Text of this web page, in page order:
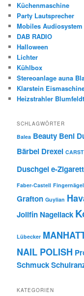
Küchenmaschine
Party Lautsprecher
Mobiles
DAB RADIO
Halloween
Lichter
Kühlbox
Stereoanlage auna
Klarstein
Heizstrahler
SCHLAGWÖRTER
Balea Beauty Beni
Bärbel Drexel
Duschgele-
Faber-Castell Fingernägel
Grafton Guylian
Jolifin Nagellack
Lübecker
NAIL POLISH
Schmuck
KATEGORIEN